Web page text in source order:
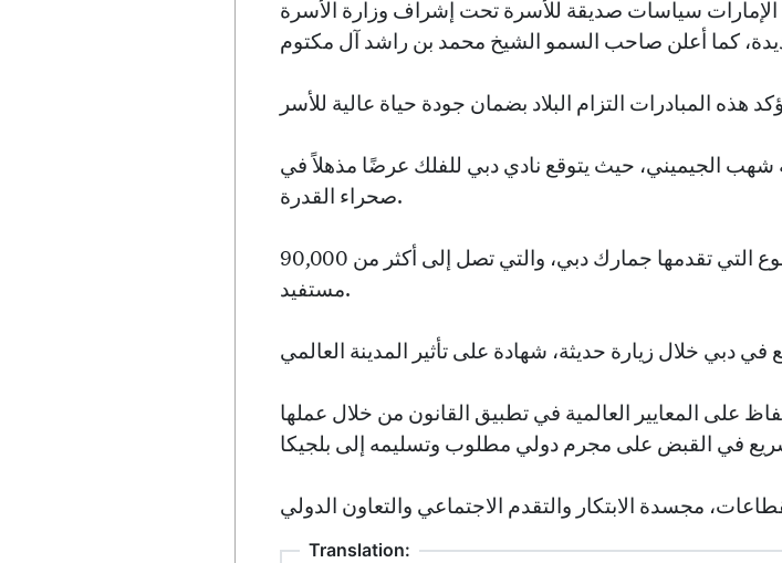
الإمارات سياسات صديقة للأسرة تحت إشراف وزارة الأسرة
الجيميني، حيث يتوقع نادي دبي للفلك عرضًا مذهلاً في
صحراء القدرة.
يلمع التزام دبي برعاية المجتمع من خلال برامج التطوع التي تقدمها جمارك دبي، والتي تصل إلى أكثر من 90,000
مستفيد.
على المعايير العالمية في تطبيق القانون من خلال عملها
Translation: